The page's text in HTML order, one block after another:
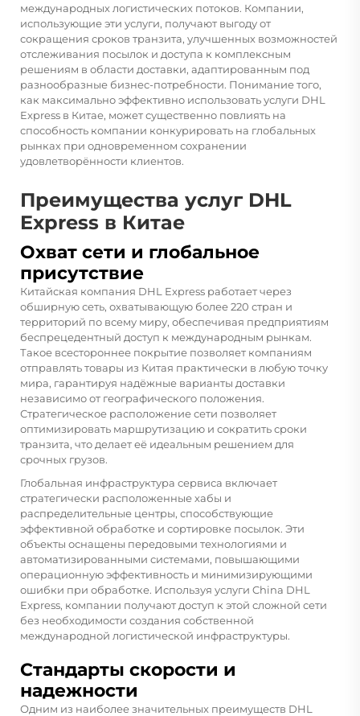
международных логистических потоков. Компании,
использующие эти услуги, получают выгоду от
сокращения сроков транзита, улучшенных возможностей
отслеживания посылок и доступа к комплексным
решениям в области доставки, адаптированным под
разнообразные бизнес-потребности. Понимание того,
как максимально эффективно использовать услуги DHL
Express в Китае, может существенно повлиять на
способность компании конкурировать на глобальных
рынках при одновременном сохранении
удовлетворённости клиентов.
Преимущества услуг DHL
Express в Китае
Охват сети и глобальное
присутствие
Китайская компания DHL Express работает через
обширную сеть, охватывающую более 220 стран и
территорий по всему миру, обеспечивая предприятиям
беспрецедентный доступ к международным рынкам.
Такое всестороннее покрытие позволяет компаниям
отправлять товары из Китая практически в любую точку
мира, гарантируя надёжные варианты доставки
независимо от географического положения.
Стратегическое расположение сети позволяет
оптимизировать маршрутизацию и сократить сроки
транзита, что делает её идеальным решением для
срочных грузов.
Глобальная инфраструктура сервиса включает
стратегически расположенные хабы и
распределительные центры, способствующие
эффективной обработке и сортировке посылок. Эти
объекты оснащены передовыми технологиями и
автоматизированными системами, повышающими
операционную эффективность и минимизирующими
ошибки при обработке. Используя услуги China DHL
Express, компании получают доступ к этой сложной сети
без необходимости создания собственной
международной логистической инфраструктуры.
Стандарты скорости и
надежности
Одним из наиболее значительных преимуществ DHL